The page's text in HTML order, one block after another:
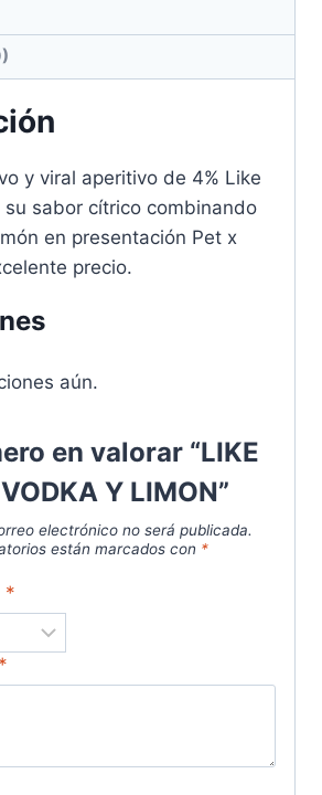
y viral aperitivo de 4% Like
su sabor cítrico combinando
en presentación Pet x
precio.
aún.
en valorar “LIKE
Y LIMON”
electrónico no será publicada.
están marcados con *
*
*